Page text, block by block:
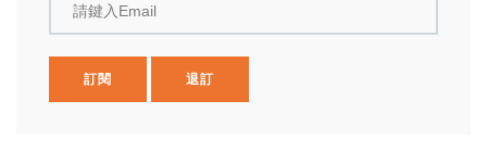
請鍵入Email
訂閱 退訂